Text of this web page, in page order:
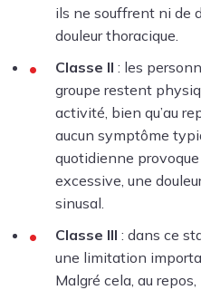
ils ne souffrent ni de
douleur thoracique
Classe II : les
groupe restent
activité, bien qu’au
aucun symptôme
quotidienne
excessive, une
sinusal.
Classe III : dans ce
une limitation
Malgré cela, au